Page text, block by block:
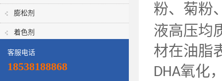
膨松剂
着色剂
客服电话
18538188868
粉、菊粉
液高压均
材在油脂
DHA氧化